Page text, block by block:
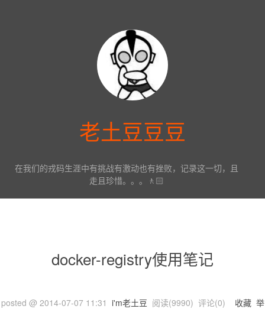
老土豆豆豆
在我们的戎码生涯中有挑战有激动也有挫败，记录这一切，且
走且珍惜。。。🚶🏻
docker-registry使用笔记
posted @ 2014-07-07 11:31 i'm老土豆 阅读(9990) 评论(0) 收藏 举